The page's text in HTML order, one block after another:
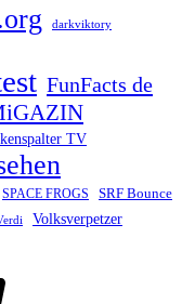
darkviktory
FunFacts de
TV
SPACE FROGS SRF Bounce
Volksverpetzer